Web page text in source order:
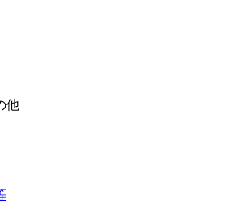
全部で3つの歯科医院を展開していま
キザワ歯科クリニック】
湘南藤沢歯科】
他